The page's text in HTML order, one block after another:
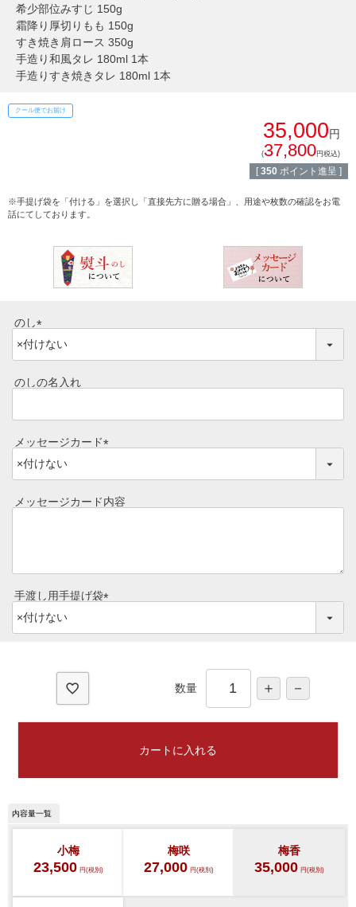
イイジマとは
常陸牛とは？
ショップ一覧
よくある質問
焼き方レシピ
レビュー一覧
ご予算から選ぶ
牛肉部位一覧
しゃぶしゃぶ
焼き肉
みそ漬け
レトルトカレー
シャルキュトリー
目録ギフト
希少部位みすじ 150g
霜降り厚切りもも 150g
すき焼き肩ロース 350g
手造り和風タレ 180ml 1本
手造りすき焼きタレ 180ml 1本
クール便でお届け
35,000円
(37,800円税込)
[ 350 ポイント進呈 ]
※手提げ袋を「付ける」を選択し「直接先方に贈る場合」、用途や枚数の確認をお電
話にてしております。
のし
(
必
須
のしの名入れ
メッセージカード
必
須
メッセージカード内容
手渡し用手提げ袋
必
数量
カートに入れる
小梅
23,500 円(税別)
梅咲
27,000 円(税別)
梅香
35,000 円(税別)